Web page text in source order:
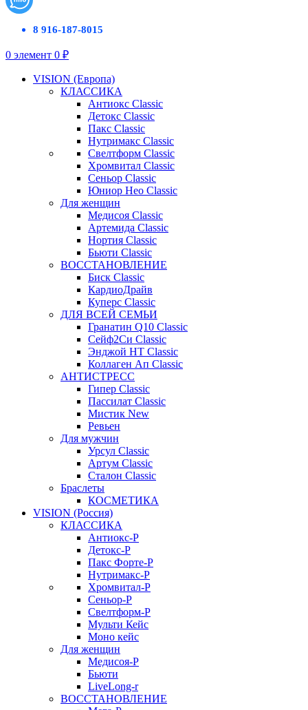
8 916-187-8015
0 элемент 0 ₽
VISION (Европа)
КЛАССИКА
Антиокс Classic
Детокс Classic
Пакс Classic
Нутримакс Classic
Свелтформ Classic
Хромвитал Classic
Сеньор Classic
Юниор Нео Classic
Для женщин
Медисоя Classic
Артемида Classic
Нортия Classic
Бьюти Classic
ВОССТАНОВЛЕНИЕ
Биск Classic
КардиоДрайв
Куперс Classic
ДЛЯ ВСЕЙ СЕМЬИ
Гранатин Q10 Classic
Сейф2Си Classic
Энджой НТ Classic
Коллаген Ап Classic
АНТИСТРЕСС
Гипер Classic
Пассилат Classic
Мистик New
Ревьен
Для мужчин
Урсул Classic
Артум Classic
Сталон Classic
Браслеты
КОСМЕТИКА
VISION (Россия)
КЛАССИКА
Антиокс-Р
Детокс-Р
Пакс Форте-Р
Нутримакс-Р
Хромвитал-Р
Сеньор-Р
Свелтформ-Р
Мульти Кейс
Моно кейс
Для женщин
Медисоя-Р
Бьюти
LiveLong-r
ВОССТАНОВЛЕНИЕ